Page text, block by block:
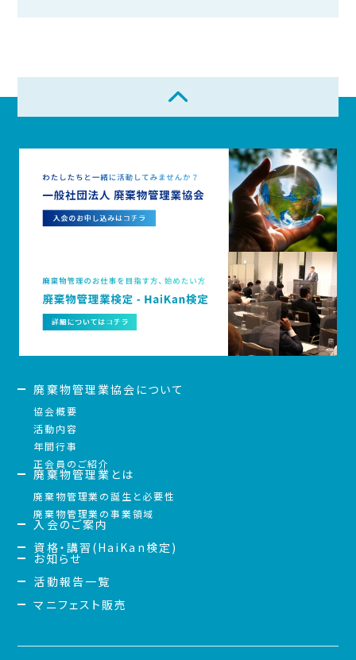
廃棄物管理業協会について
協会概要
活動内容
年間行事
正会員のご紹介
廃棄物管理業とは
廃棄物管理業の誕生と必要性
廃棄物管理業の事業領域
入会のご案内
資格・講習(HaiKan検定)
お知らせ
活動報告一覧
マニフェスト販売